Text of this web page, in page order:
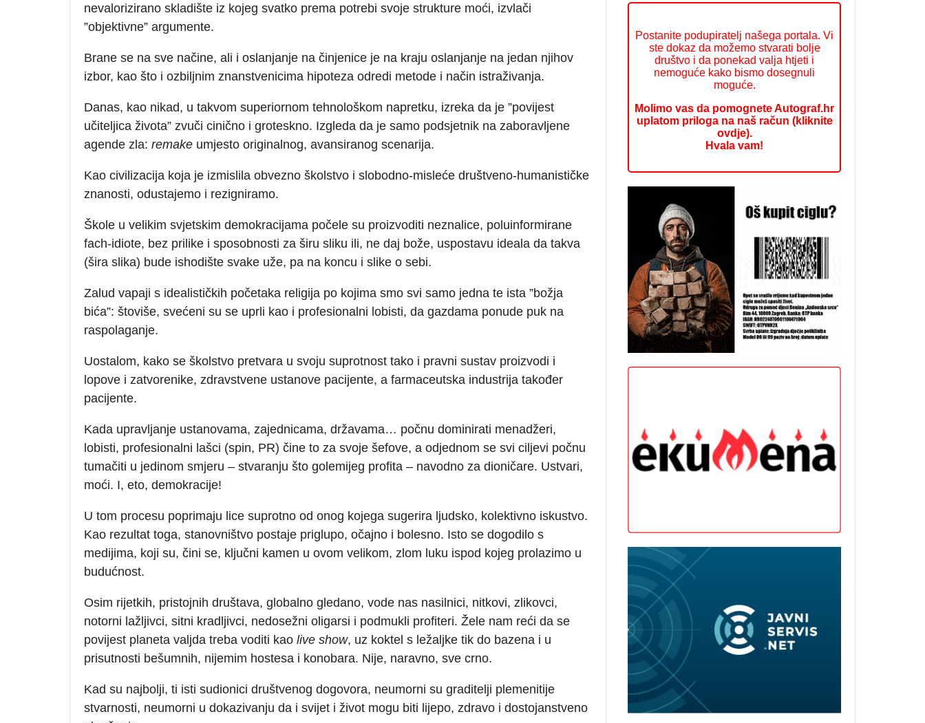
nevalorizirano skladište iz kojeg svatko prema potrebi svoje strukture moći, izvlači
”objektivne” argumente.
Brane se na sve načine, ali i oslanjanje na činjenice je na kraju oslanjanje na jedan njihov
izbor, kao što i ozbiljnim znanstvenicima hipoteza odredi metode i način istraživanja.
Danas, kao nikad, u takvom superiornom tehnološkom napretku, izreka da je ”povijest
učiteljica života” zvuči cinično i groteskno. Izgleda da je samo podsjetnik na zaboravljene
agende zla: remake umjesto originalnog, avansiranog scenarija.
Kao civilizacija koja je izmislila obvezno školstvo i slobodno-misleće društveno-humanističke
znanosti, odustajemo i rezigniramo.
Škole u velikim svjetskim demokracijama počele su proizvoditi neznalice, poluinformirane
fach-idiote, bez prilike i sposobnosti za širu sliku ili, ne daj bože, uspostavu ideala da takva
(šira slika) bude ishodište svake uže, pa na koncu i slike o sebi.
Zalud vapaji s idealističkih početaka religija po kojima smo svi samo jedna te ista ”božja
bića”: štoviše, svećeni su se uprli kao i profesionalni lobisti, da gazdama ponude puk na
raspolaganje.
Uostalom, kako se školstvo pretvara u svoju suprotnost tako i pravni sustav proizvodi i
lopove i zatvorenike, zdravstvene ustanove pacijente, a farmaceutska industrija također
pacijente.
Kada upravljanje ustanovama, zajednicama, državama… počnu dominirati menadžeri,
lobisti, profesionalni lašci (spin, PR) čine to za svoje šefove, a odjednom se svi ciljevi počnu
tumačiti u jedinom smjeru – stvaranju što golemijeg profita – navodno za dioničare. Ustvari,
moći. I, eto, demokracije!
U tom procesu poprimaju lice suprotno od onog kojega sugerira ljudsko, kolektivno iskustvo.
Kao rezultat toga, stanovništvo postaje priglupo, očajno i bolesno. Isto se dogodilo s
medijima, koji su, čini se, ključni kamen u ovom velikom, zlom luku ispod kojeg prolazimo u
budućnost.
Osim rijetkih, pristojnih društava, globalno gledano, vode nas nasilnici, nitkovi, zlikovci,
notorni lažljivci, sitni kradljivci, nedosežni oligarsi i podmukli profiteri. Žele nam reći da se
povijest planeta valjda treba voditi kao live show, uz koktel s ležaljke tik do bazena i u
prisutnosti bešumnih, nijemim hostesa i konobara. Nije, naravno, sve crno.
Kad su najbolji, ti isti sudionici društvenog dogovora, neumorni su graditelji plemenitije
stvarnosti, neumorni u dokazivanju da i svijet i život mogu biti lijepo, zdravo i dostojanstveno
Postanite podupiratelj našega portala. Vi
ste dokaz da možemo stvarati bolje
društvo i da ponekad valja htjeti i
nemoguće kako bismo dosegnuli
moguće.
Molimo vas da pomognete Autograf.hr
uplatom priloga na naš račun (kliknite
ovdje).
Hvala vam!